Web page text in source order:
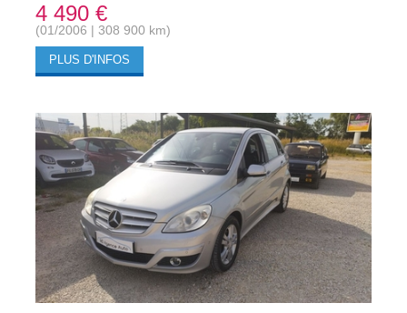
4 490 €
(01/2006 | 308 900 km)
PLUS D'INFOS